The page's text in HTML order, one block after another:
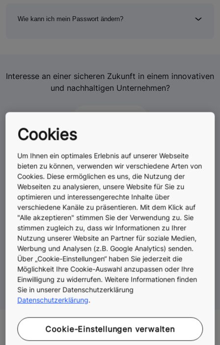
Wie kann ich mein Passwort ändern?
Interesse an einer sicheren Zukunft in einem innovativen
und nachhaltigen Unternehmen?
Möglichkeiten, Teil des
KONE-Teams zu werden
Direkteinstieg technische Berufe
/ Fachpersonal
Werde Teil unseres Teams!
Das könnte dich
Cookies
Um Ihnen ein optimales Erlebnis auf unserer Webseite
bieten zu können, verwenden wir verschiedene Arten von
Cookies. Diese ermöglichen es uns, die Nutzung der
Webseiten zu analysieren, unsere Website für Sie zu
optimieren und interessengerechte Inhalte über
verschiedene Kanäle zu präsentieren. Mit dem Klick auf
"Alle akzeptieren" stimmen Sie der Verwendung zu. Sie
stimmen zugleich zu, dass wir Informationen zu Ihrer
Nutzung unserer Website an Partner für soziale Medien,
Werbung und Analysen (z.B. Google Analytics) senden.
Über „Cookie-Einstellungen“ haben Sie jederzeit die
Möglichkeit Ihre Cookie-Auswahl anzupassen oder Ihre
Einwilligung zu widerrufen. Weitere Informationen finden
Sie in unserer Datenschutzerklärung
Datenschutzerklärung.
Cookie-Einstellungen verwalten